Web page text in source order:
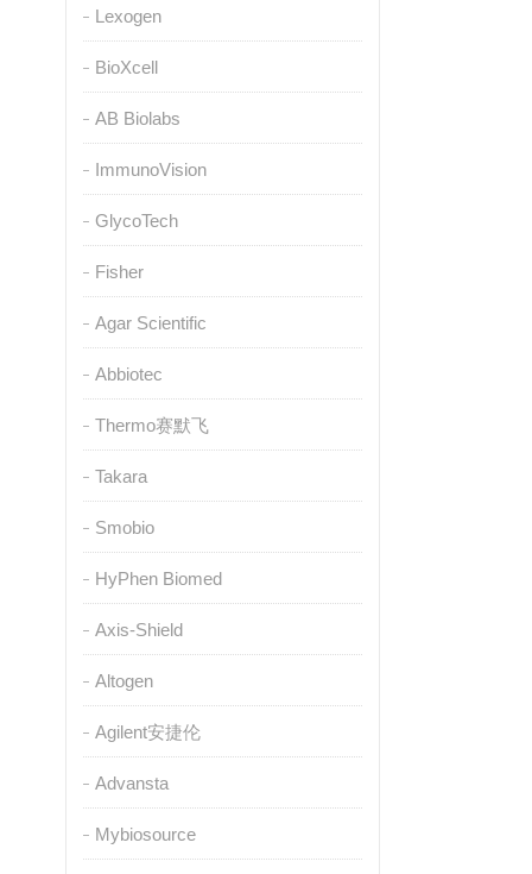
Lexogen
BioXcell
AB Biolabs
ImmunoVision
GlycoTech
Fisher
Agar Scientific
Abbiotec
Thermo赛默飞
Takara
Smobio
HyPhen Biomed
Axis-Shield
Altogen
Agilent安捷伦
Advansta
Mybiosource